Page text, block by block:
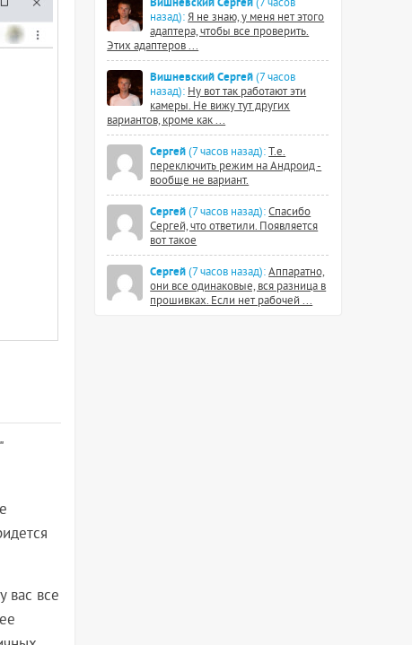
вас все
(7 часов
назад): Я не знаю, у меня нет этого
адаптера, чтобы все проверить.
Этих адаптеров ...
Вишневский Сергей (7 часов
назад): Ну вот так работают эти
камеры. Не вижу тут других
вариантов, кроме как ...
Сергей (7 часов назад): Т.е.
переключить режим на Андроид -
вообще не вариант.
Сергей (7 часов назад): Спасибо
Сергей, что ответили. Появляется
вот такое
Сергей (7 часов назад): Аппаратно,
они все одинаковые, вся разница в
прошивках. Если нет рабочей ...